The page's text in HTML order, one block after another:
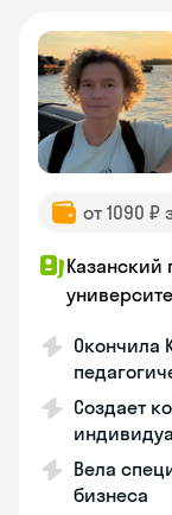
от 1090 ₽
Казанский
Окончила
Создает
Вела
бизнеса